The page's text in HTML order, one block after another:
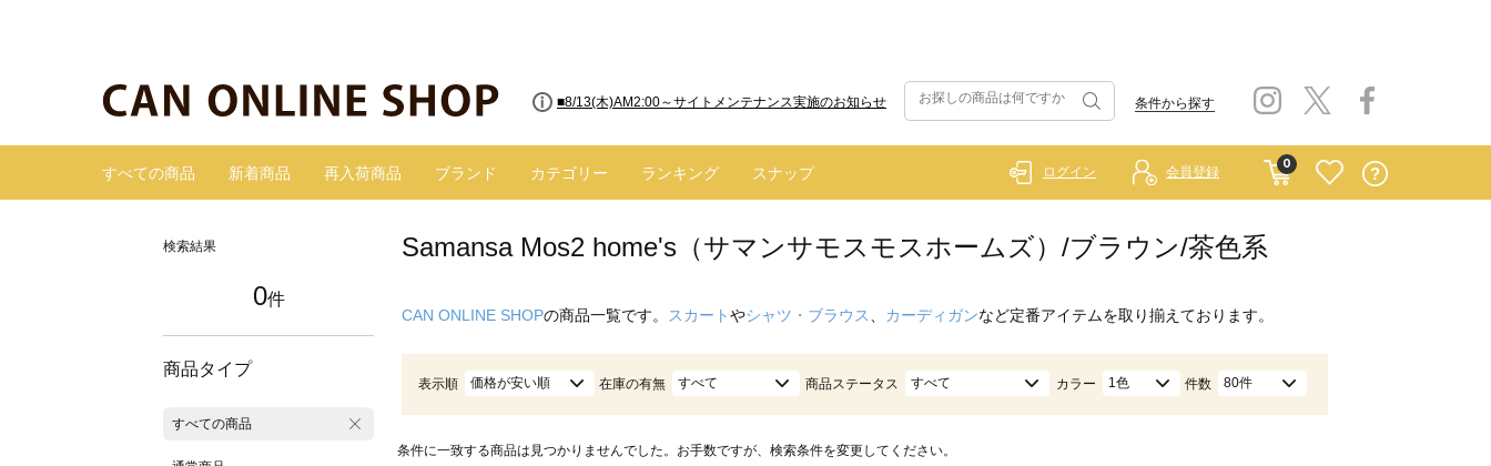
■8/13(木)AM2:00～サイトメンテナンス実施のお知らせ 条件から探す
すべての商品 新着商品 再入荷商品 ブランド カテゴリー ランキング スナップ
0
ログイン 会員登録
検索結果
0件
商品タイプ
すべての商品
Samansa Mos2 home's（サマンサモスモスホームズ）/ブラウン/茶色系
CAN ONLINE SHOPの商品一覧です。 スカートやシャツ・ブラウス カーディガンなど定番アイテムを取り揃えております。
表示順 価格が安い順 在庫の有無 すべて 商品ステータス すべて カラー 1色 件数 80件
条件に一致する商品は見つかりませんでした。お手数ですが、検索条件を変更してください。